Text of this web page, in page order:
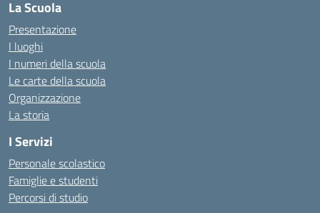
La Scuola
Presentazione
I luoghi
I numeri della scuola
Le carte della scuola
Organizzazione
La storia
I Servizi
Personale scolastico
Famiglie e studenti
Percorsi di studio